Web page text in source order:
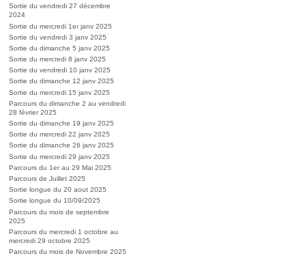
Sortie du vendredi 27 décembre
2024
Sortie du mercredi 1er janv 2025
Sortie du vendredi 3 janv 2025
Sortie du dimanche 5 janv 2025
Sortie du mercredi 8 janv 2025
Sortie du vendredi 10 janv 2025
Sortie du dimanche 12 janv 2025
Sortie du mercredi 15 janv 2025
Parcours du dimanche 2 au vendredi
28 février 2025
Sortie du dimanche 19 janv 2025
Sortie du mercredi 22 janv 2025
Sortie du dimanche 26 janv 2025
Sortie du mercredi 29 janv 2025
Parcours du 1er au 29 Mai 2025
Parcours de Juillet 2025
Sortie longue du 20 aout 2025
Sortie longue du 10/09/2025
Parcours du mois de septembre
2025
Parcours du mercredi 1 octobre au
mercredi 29 octobre 2025
Parcours du mois de Novembre 2025